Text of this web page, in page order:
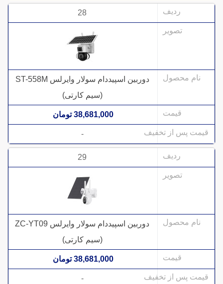
28
دوربین اسپیددام سولار وایرلس ST-558M
(سیم کارتی)
38,681,000 تومان
-
29
دوربین اسپیددام سولار وایرلس ZC-YT09
(سیم کارتی)
38,681,000 تومان
-